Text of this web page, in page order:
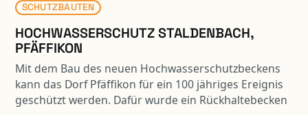
SCHUTZBAUTEN
HOCHWASSERSCHUTZ STALDENBACH,
PFÄFFIKON
Mit dem Bau des neuen Hochwasserschutzbeckens
kann das Dorf Pfäffikon für ein 100 jähriges Ereignis
geschützt werden. Dafür wurde ein Rückhaltebecken